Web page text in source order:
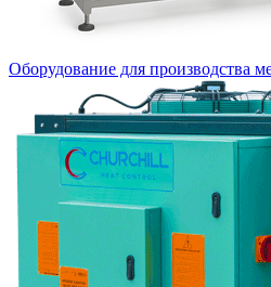
Оборудование для производства